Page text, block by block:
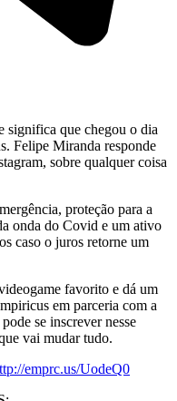
significa que chegou o dia
Felipe Miranda responde
sobre qualquer coisa
proteção para a
onda do Covid e um ativo
caso o juros retorne um
favorito e dá um
em parceria com a
se inscrever nesse
vai mudar tudo.
emprc.us/UodeQ0